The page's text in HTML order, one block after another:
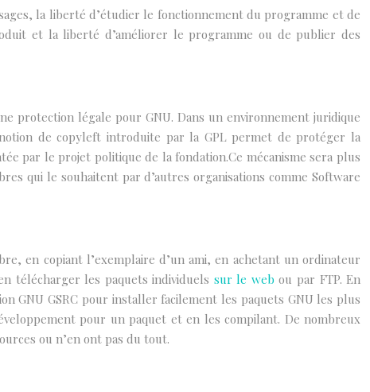
la liberté d’étudier le fonctionnement du programme et de
et la liberté d’améliorer le programme ou de publier des
protection légale pour GNU. Dans un environnement juridique
de copyleft introduite par la GPL permet de protéger la
par le projet politique de la fondation.Ce mécanisme sera plus
qui le souhaitent par d’autres organisations comme Software
en copiant l’exemplaire d’un ami, en achetant un ordinateur
télécharger les paquets individuels sur le web ou par FTP. En
GNU GSRC pour installer facilement les paquets GNU les plus
pour un paquet et en les compilant. De nombreux
ou n’en ont pas du tout.